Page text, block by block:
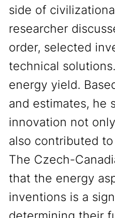
side of
researcher
order, selected
technical
energy yield.
and estimates, he
innovation not
also contributed
The Czech-
that the energy
inventions is a